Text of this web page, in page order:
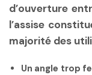
d’ouverture
l’assise
majorité des
Un angle trop